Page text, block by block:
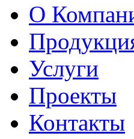
О
Услуги
Проекты
Контакты